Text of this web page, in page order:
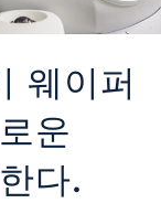
웨이퍼
운
다.